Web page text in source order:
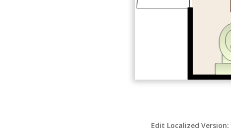
Edit Localized Version: